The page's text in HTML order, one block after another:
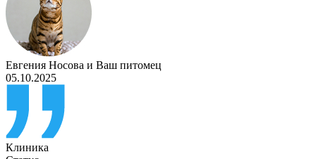
Евгения Носова и Ваш питомец
05.10.2025
Клиника